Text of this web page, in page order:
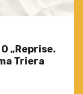
„Reprise.
Triera